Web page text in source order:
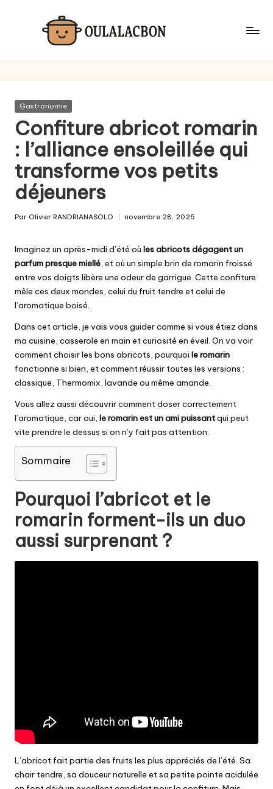
Posted
Gastronomie
Confiture abricot romarin
: l’alliance ensoleillée qui
transforme vos petits
déjeuners
Par Olivier RANDRIANASOLO novembre 28, 2025
Imaginez un après-midi d’été où les abricots dégagent un
parfum presque miellé, et où un simple brin de romarin froissé
entre vos doigts libère une odeur de garrigue. Cette confiture
mêle ces deux mondes, celui du fruit tendre et celui de
l’aromatique boisé.
Dans cet article, je vais vous guider comme si vous étiez dans
ma cuisine, casserole en main et curiosité en éveil. On va voir
comment choisir les bons abricots, pourquoi le romarin
fonctionne si bien, et comment réussir toutes les versions :
classique, Thermomix, lavande ou même amande.
Vous allez aussi découvrir comment doser correctement
l’aromatique, car oui, le romarin est un ami puissantqui peut
vite prendre le dessus si on n’y fait pas attention.
Sommaire
Pourquoi l’abricot et le
romarin forment-ils un duo
aussi surprenant ?
L’abricot fait partie des fruits les plus appréciés de l’été. Sa
chair tendre, sa douceur naturelle et sa petite pointe acidulée